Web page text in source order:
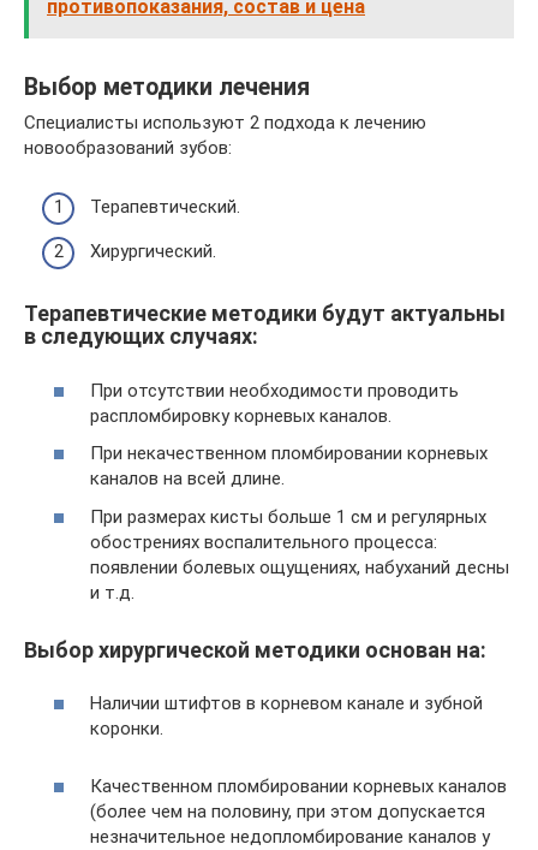
противопоказания, состав и цена
Выбор методики лечения
Специалисты используют 2 подхода к лечению
новообразований зубов:
Терапевтический.
Хирургический.
Терапевтические методики будут актуальны
в следующих случаях:
При отсутствии необходимости проводить
распломбировку корневых каналов.
При некачественном пломбировании корневых
каналов на всей длине.
При размерах кисты больше 1 см и регулярных
обострениях воспалительного процесса:
появлении болевых ощущениях, набуханий десны
и т.д.
Выбор хирургической методики основан на:
Наличии штифтов в корневом канале и зубной
коронки.
Качественном пломбировании корневых каналов
(более чем на половину, при этом допускается
незначительное недопломбирование каналов у